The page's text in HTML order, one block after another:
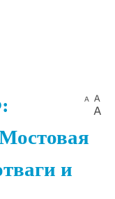
и